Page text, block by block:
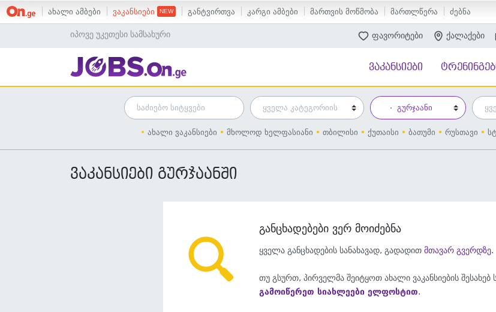
ახალი ამბები ვაკანსიები განტვირთვა კარგი ამბები მართვის მოწმობა მართლწერა ძებნა
იპოვე უკეთესი სამსახური ფავორიტები ქალაქები
ვაკანსიები
ახალი ვაკანსიები მხოლოდ ხელფასიანი თბილისი ქუთაისი ბათუმი რუსთავი
ვაკანსიები გურჯაანში
განცხადებები ვერ მოიძებნა
ყველა განცხადების სანახავად, გადადით მთავარ გვერდზე.
თუ გსურთ, პირველმა შეიტყოთ ახალი ვაკანსიების
გამოიწერეთ სიახლეები ელფოსტით.